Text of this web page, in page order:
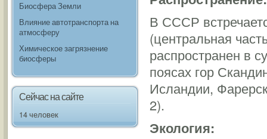
Биосфера Земли
Влияние автотранспорта на
атмосферу
Химическое загрязнение
биосферы
Сейчас на сайте
14 человек
В СССР
(центральная
распространен в
поясах гор
Исландии,
2).
Экология: